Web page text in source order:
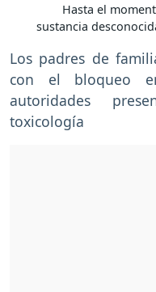
Hasta el
sustancia
Los padres de
con el bloqueo
autoridades
toxicología